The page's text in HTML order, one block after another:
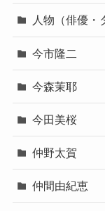
人物（俳優・
今市隆二
今森茉耶
今田美桜
仲野太賀
仲間由紀恵